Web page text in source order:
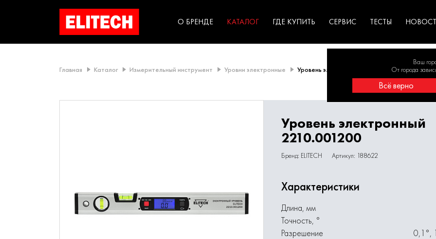
О БРЕНДЕ КАТАЛОГ ГДЕ КУПИТЬ СЕРВИС ТЕСТЫ
Ваш
От города
Всё верно
Главная Каталог Измерительный инструмент Уровни электронные Уровень электронный 2210.001200
Уровень электронный
2210.001200
Бренд: ELITECH Артикул: 188622
Характеристики
Длина, мм
Точность, °
Разрешение
0,1°,